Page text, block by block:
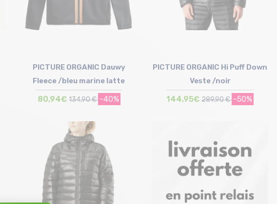
Taille en stock
S | M | XL
PICTURE ORGANIC Dauwy
Fleece /bleu marine latte
80,94€ 134,90 € -40%
M | L
PICTURE ORGANIC Hi Puff Down
Veste /noir
144,95€ 289,90 € -50%